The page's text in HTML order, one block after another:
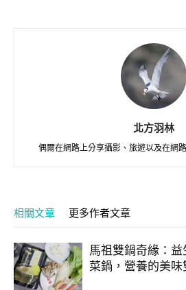
北方羽林
偶爾在網路上分享攝影、旅遊以及在網
相關文章 更多作者文章
馬祖雙鍋奇緣：
菜鍋，營養的美味